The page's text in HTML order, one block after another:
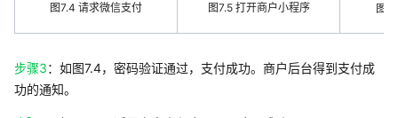
图7.4 请求微信支付 图7.5 打开商户小程序 图
步骤3：如图7.4，密码验证通过，支付成功。商户后台得到支付成
功的通知。